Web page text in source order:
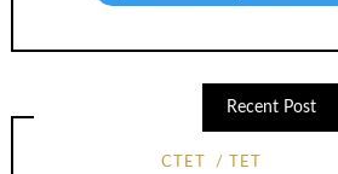
Recent Post
CTET TET